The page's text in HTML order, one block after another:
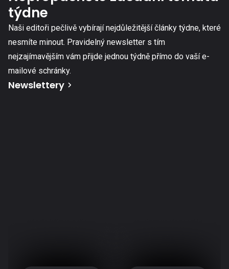
týdne
Naši editoři pečlivě vybírají nejdůležitější články týdne, které
nesmíte minout. Pravidelný newsletter s tím
nejzajímavějším vám přijde jednou týdně přímo do vaší e-
mailové schránky.
Newslettery